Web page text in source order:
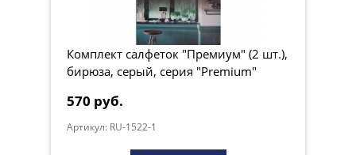
Комплект салфеток "Премиум" (2 шт.),
бирюза, серый, серия "Premium"
570 руб.
Артикул: RU-1522-1